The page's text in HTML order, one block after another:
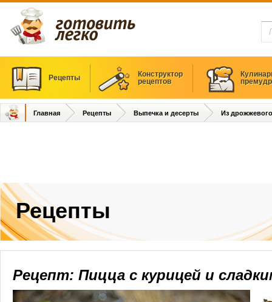
Рецепты
Конструктор
рецептов
Главная Рецепты Выпечка и десерты Из дрожжевого
Рецепты
Рецепт: Пицца с курицей и